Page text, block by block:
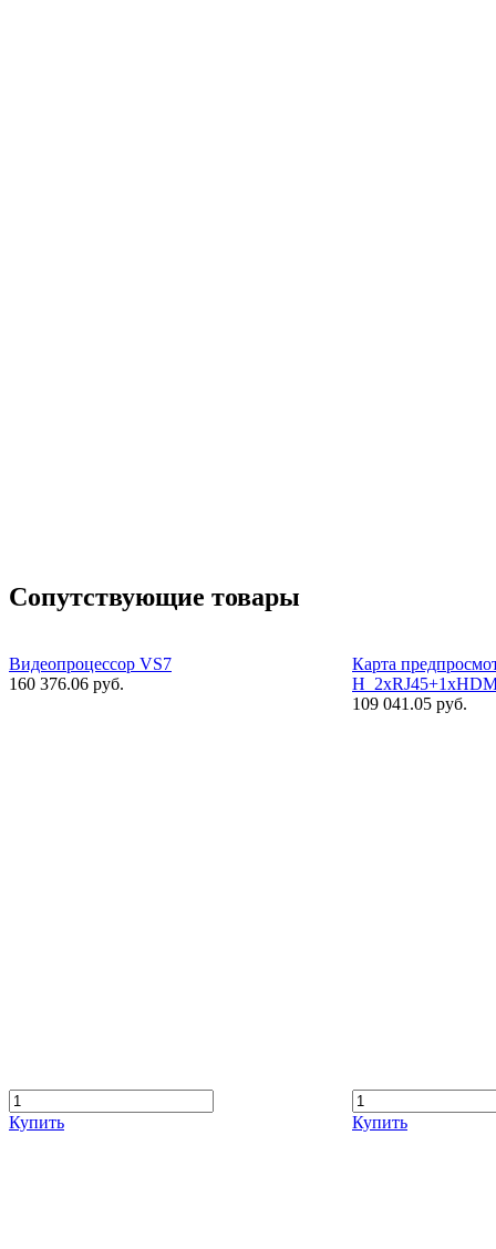
Сопутствующие товары
Видеопроцессор VS7
160 376.06 руб.
Купить
Карта
109 041.05 руб.
Купить